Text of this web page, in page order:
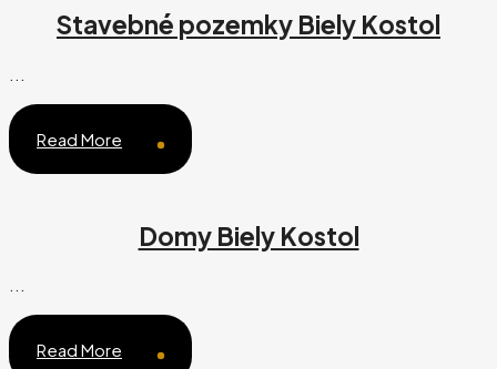
Stavebné pozemky Biely Kostol
Read More
Domy Biely Kostol
Read More